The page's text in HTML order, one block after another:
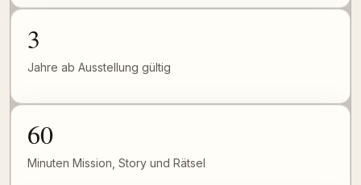
3
Jahre ab Ausstellung gültig
60
Minuten Mission, Story und Rätsel